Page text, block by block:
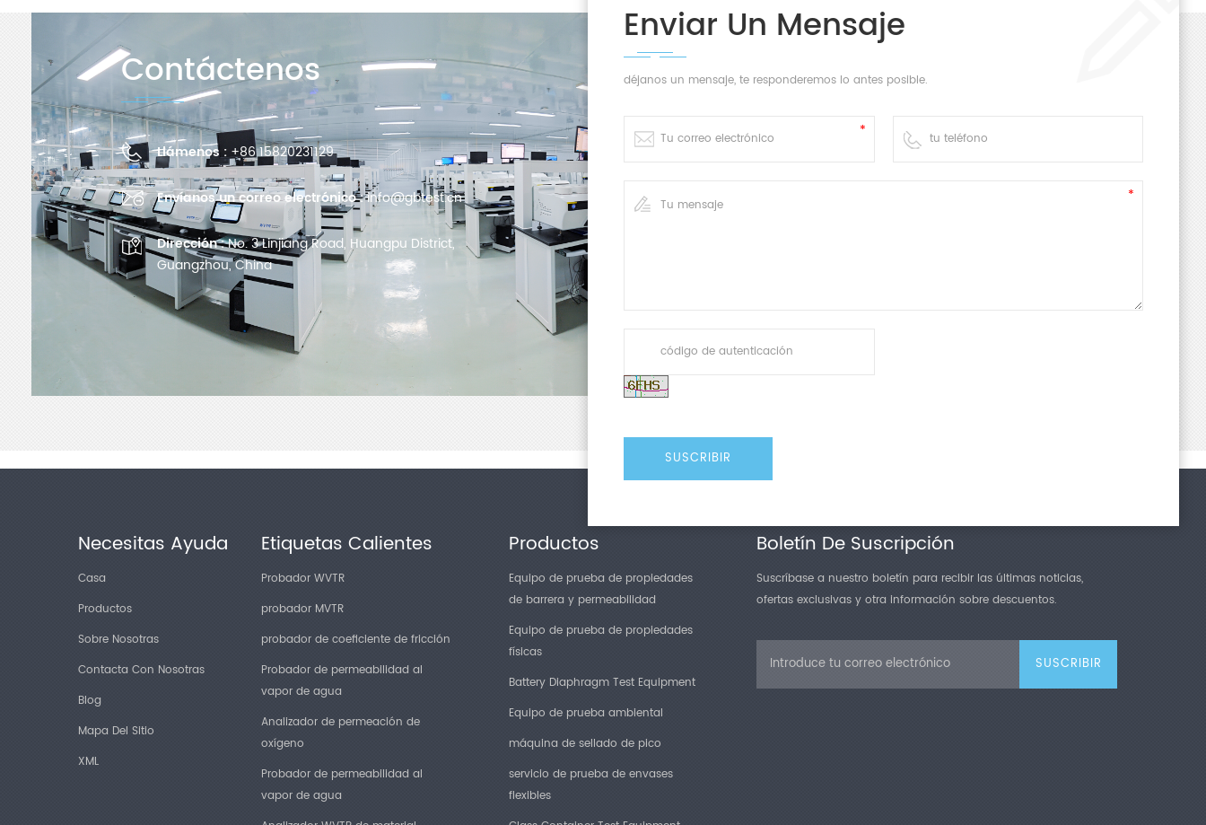
Contáctenos
Llámenos : +86 15820231129
Envíanos un correo electrónico :info@gbtest.cn
Dirección :No. 3 Linjiang Road, Huangpu District,
Guangzhou, China
Enviar Un Mensaje
déjanos un mensaje, te responderemos lo antes posible.
Necesitas Ayuda
Casa
Productos
Sobre Nosotras
Contacta Con Nosotras
Blog
Mapa Del Sitio
XML
Etiquetas Calientes
Probador WVTR
probador MVTR
probador de coeficiente de fricción
Probador de permeabilidad al
vapor de agua
Analizador de permeación de
oxígeno
Probador de permeabilidad al
vapor de agua
Productos
Equipo de prueba de propiedades
de barrera y permeabilidad
Equipo de prueba de propiedades
físicas
Battery Diaphragm Test Equipment
Equipo de prueba ambiental
máquina de sellado de pico
servicio de prueba de envases
flexibles
Boletín De Suscripción
Suscríbase a nuestro boletín para recibir las últimas noticias,
ofertas exclusivas y otra información sobre descuentos.